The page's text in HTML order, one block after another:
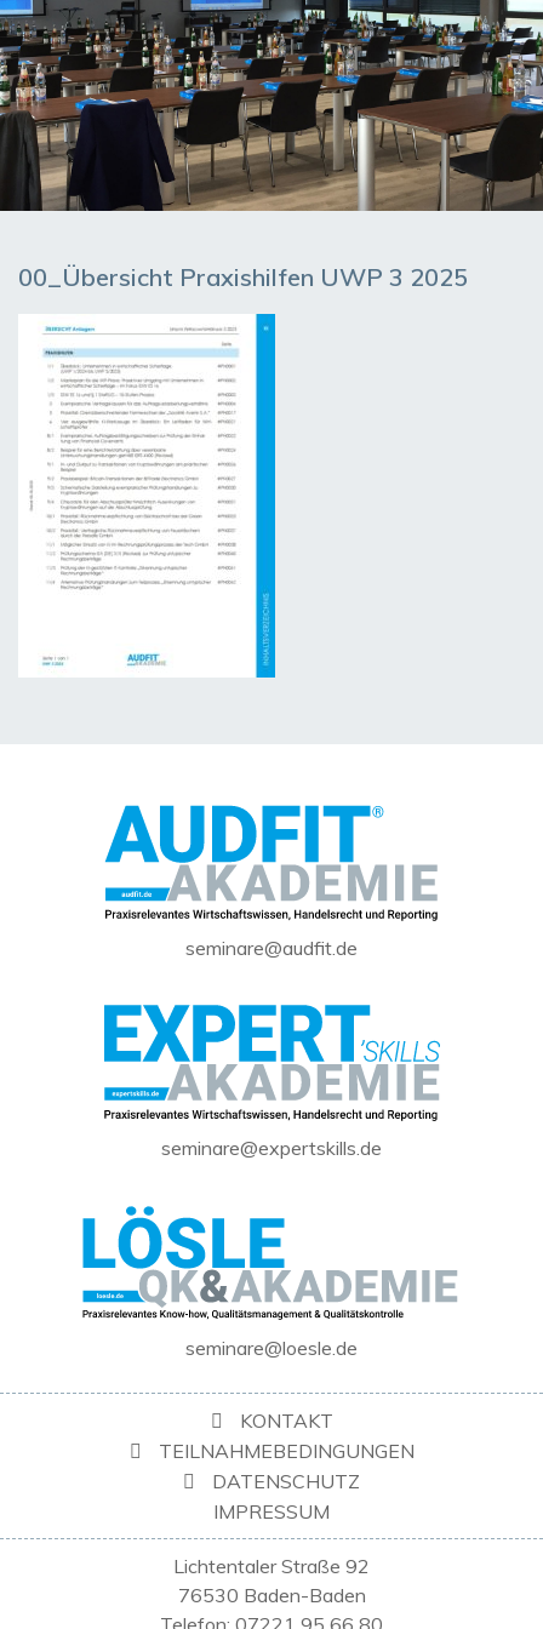
00_Übersicht Praxishilfen UWP 3 2025
seminare@audfit.de
seminare@expertskills.de
seminare@loesle.de
KONTAKT
TEILNAHMEBEDINGUNGEN
DATENSCHUTZ
IMPRESSUM
Lichtentaler Straße 92
76530 Baden-Baden
Telefon: 07221 95 66 80